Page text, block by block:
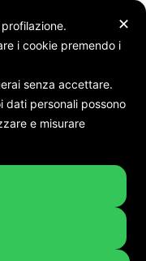
✕
i cookie premendo i
senza accettare.
dati personali possono
e misurare